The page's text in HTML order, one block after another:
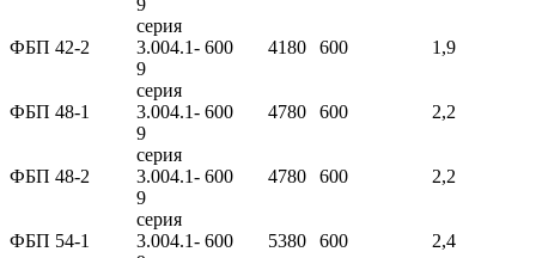
ФБП 42-2
серия
3.004.1-
9
600 4180 600 1,9
ФБП 48-1
серия
3.004.1-
9
600 4780 600 2,2
ФБП 48-2
серия
3.004.1-
9
600 4780 600 2,2
ФБП 54-1
серия
3.004.1- 600 5380 600 2,4